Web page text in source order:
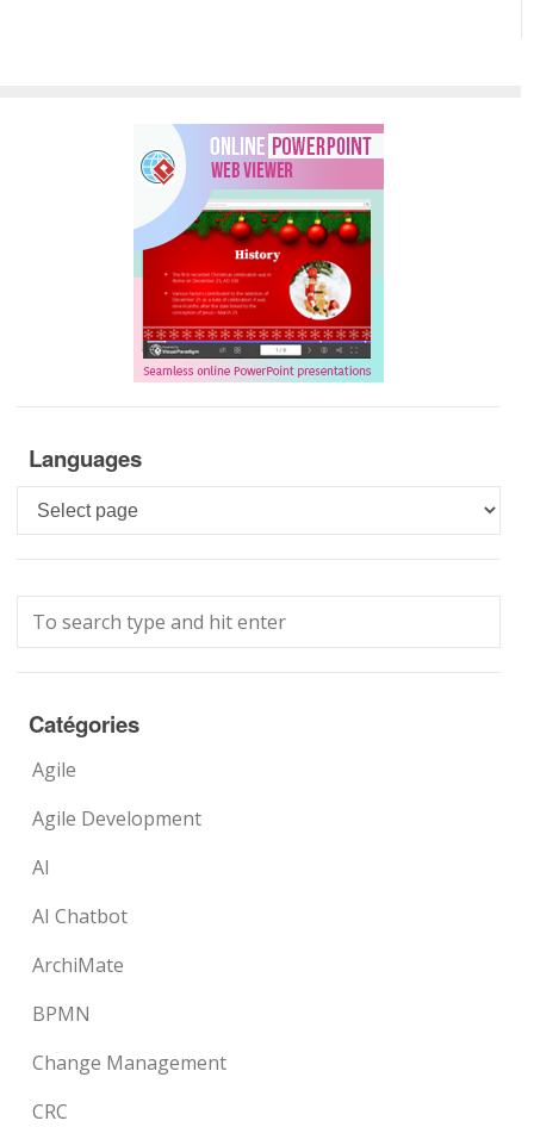
Languages
Languages
Catégories
Agile
Agile Development
AI
AI Chatbot
ArchiMate
BPMN
Change Management
CRC